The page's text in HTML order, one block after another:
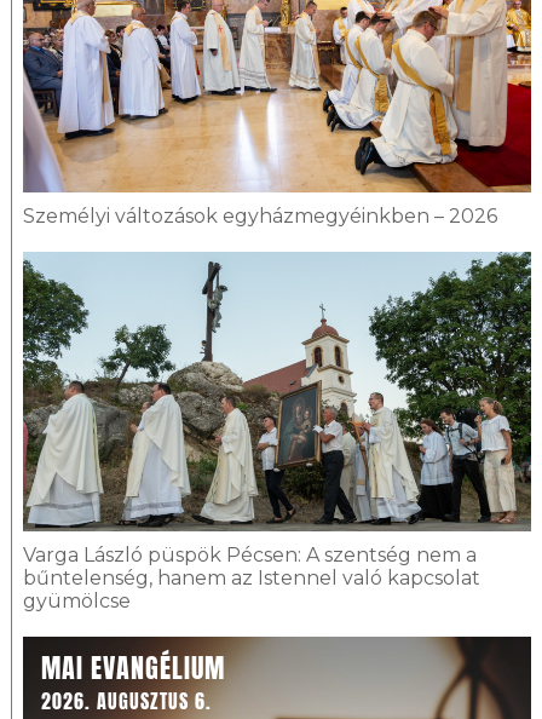
Személyi változások egyházmegyéinkben – 2026
Varga László püspök Pécsen: A szentség nem a
bűntelenség, hanem az Istennel való kapcsolat
gyümölcse
MAI EVANGÉLIUM
2026. AUGUSZTUS 6.